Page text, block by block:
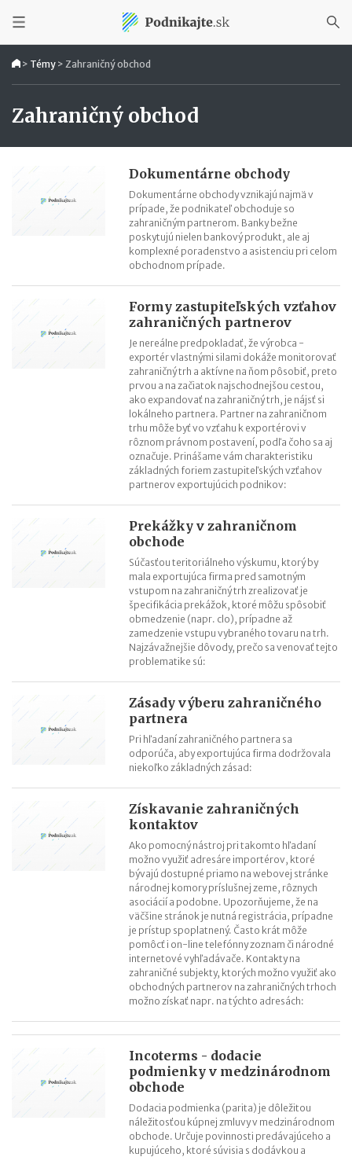
> Témy > Zahraničný obchod
Zahraničný obchod
Dokumentárne obchody
Dokumentárne obchody vznikajú najmä v
prípade, že podnikateľ obchoduje so
zahraničným partnerom. Banky bežne
poskytujú nielen bankový produkt, ale aj
komplexné poradenstvo a asistenciu pri celom
obchodnom prípade.
Formy zastupiteľských vzťahov
zahraničných partnerov
Je nereálne predpokladať, že výrobca -
exportér vlastnými silami dokáže monitorovať
zahraničný trh a aktívne na ňom pôsobiť, preto
prvou a na začiatok najschodnejšou cestou,
ako expandovať na zahraničný trh, je nájsť si
lokálneho partnera. Partner na zahraničnom
trhu môže byť vo vzťahu k exportérovi v
rôznom právnom postavení, podľa čoho sa aj
označuje. Prinášame vám charakteristiku
základných foriem zastupiteľských vzťahov
partnerov exportujúcich podnikov:
Prekážky v zahraničnom
obchode
Súčasťou teritoriálneho výskumu, ktorý by
mala exportujúca firma pred samotným
vstupom na zahraničný trh zrealizovať je
špecifikácia prekážok, ktoré môžu spôsobiť
obmedzenie (napr. clo), prípadne až
zamedzenie vstupu vybraného tovaru na trh.
Najzávažnejšie dôvody, prečo sa venovať tejto
problematike sú:
Zásady výberu zahraničného
partnera
Pri hľadaní zahraničného partnera sa
odporúča, aby exportujúca firma dodržovala
niekoľko základných zásad:
Získavanie zahraničných
kontaktov
Ako pomocný nástroj pri takomto hľadaní
možno využiť adresáre importérov, ktoré
bývajú dostupné priamo na webovej stránke
národnej komory príslušnej zeme, rôznych
asociácií a podobne. Upozorňujeme, že na
väčšine stránok je nutná registrácia, prípadne
je prístup spoplatnený. Často krát môže
pomôcť i on-line telefónny zoznam či národné
internetové vyhľadávače. Kontakty na
zahraničné subjekty, ktorých možno využiť ako
obchodných partnerov na zahraničných trhoch
možno získať napr. na týchto adresách:
Incoterms - dodacie
podmienky v medzinárodnom
obchode
Dodacia podmienka (parita) je dôležitou
náležitosťou kúpnej zmluvy v medzinárodnom
obchode. Určuje povinnosti predávajúceho a
kupujúceho, ktoré súvisia s dodávkou a